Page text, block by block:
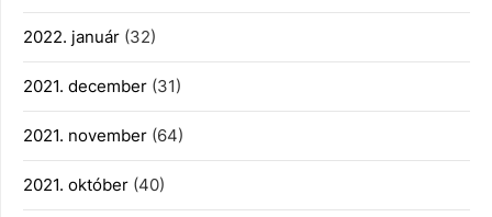
2022. január (32)
2021. december (31)
2021. november (64)
2021. október (40)